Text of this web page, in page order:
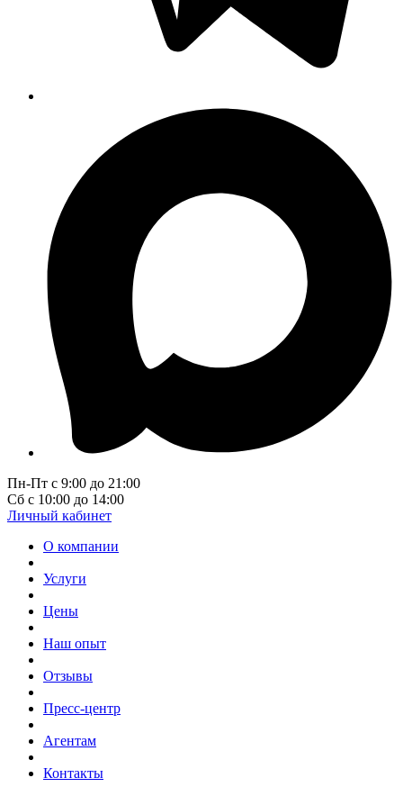
Пн-Пт с 9:00 до 21:00
Сб с 10:00 до 14:00
Личный кабинет
О компании
Услуги
Цены
Наш опыт
Отзывы
Пресс-центр
Агентам
Контакты